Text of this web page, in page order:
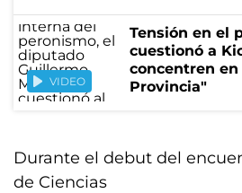
VIDEO
Tensión en el
cuestionó a
concentren
Provincia"
Durante el debut del
de Ciencias